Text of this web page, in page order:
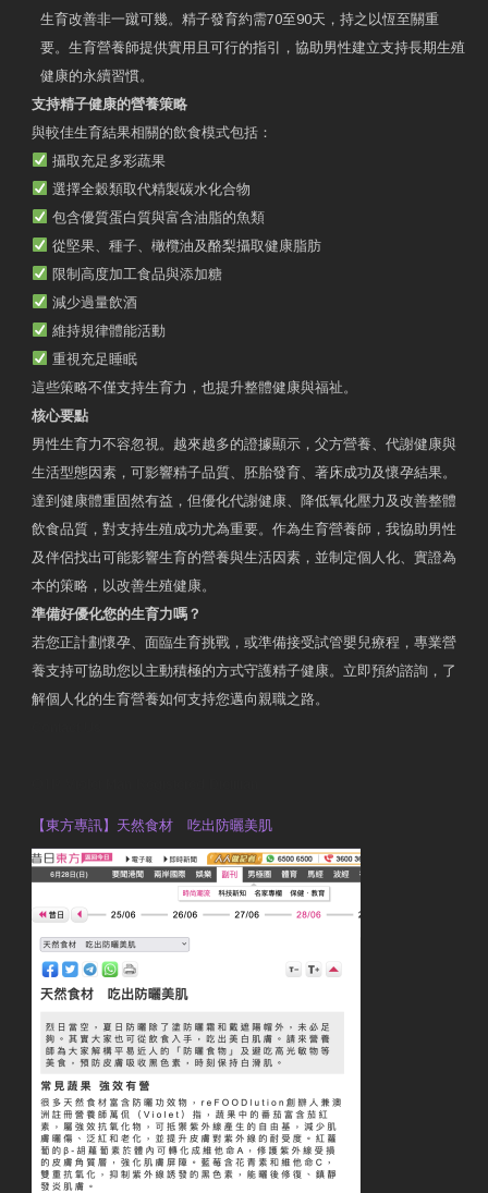
生育改善非一蹴可幾。精子發育約需70至90天，持之以恆至關重
要。生育營養師提供實用且可行的指引，協助男性建立支持長期生殖
健康的永續習慣。
支持精子健康的營養策略
與較佳生育結果相關的飲食模式包括：
攝取充足多彩蔬果
選擇全穀類取代精製碳水化合物
包含優質蛋白質與富含油脂的魚類
從堅果、種子、橄欖油及酪梨攝取健康脂肪
限制高度加工食品與添加糖
減少過量飲酒
維持規律體能活動
重視充足睡眠
這些策略不僅支持生育力，也提升整體健康與福祉。
核心要點
男性生育力不容忽視。越來越多的證據顯示，父方營養、代謝健康與
生活型態因素，可影響精子品質、胚胎發育、著床成功及懷孕結果。
達到健康體重固然有益，但優化代謝健康、降低氧化壓力及改善整體
飲食品質，對支持生殖成功尤為重要。作為生育營養師，我協助男性
及伴侶找出可能影響生育的營養與生活因素，並制定個人化、實證為
本的策略，以改善生殖健康。
準備好優化您的生育力嗎？
若您正計劃懷孕、面臨生育挑戰，或準備接受試管嬰兒療程，專業營
養支持可協助您以主動積極的方式守護精子健康。立即預約諮詢，了
解個人化的生育營養如何支持您邁向親職之路。
【東方專訊】天然食材 吃出防曬美肌